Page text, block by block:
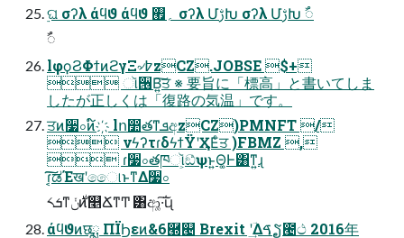
࣮ଘ σʔλ άϥϑ άϥϑ ؍࡯ σʔλ ՄࢹԽ σʔλ ՄࢹԽ ࣸ૾
ࣸ૾
lφϙϨΦϯͷϩγΞ৵߈zCZ.JOBSE $+
 ૉ੖Β͍͠ਤ ※ 要旨に「標⾼」と書いてしま
したが正しくは「復路の気温」です。
ਤͷ૷০ͷ໌҉ lո෺తͳܦඅzCZ)PMNFT /
 νϟʔτɾδϟϯΫʹҲΕͨਤ )FBMZ ,
 ɾ૷০తཁૉ͕ඞͣѱͱ͍͏Θ͚Ͱ͸ͳ͍ɻ
ɾ͔͠͠ಡΈखʹෛ୲ͱͳΔ૷০
༨ܭͳ࣍ݩͷ௥ՃͳͲ ͸ආ͚·͠ΐ͏ɻ
άϥϑͷछྨ ΠΪϦεͷ&6཭୤ Brexit ʹؔ͢Δࠃຽ౤ථ 2016年